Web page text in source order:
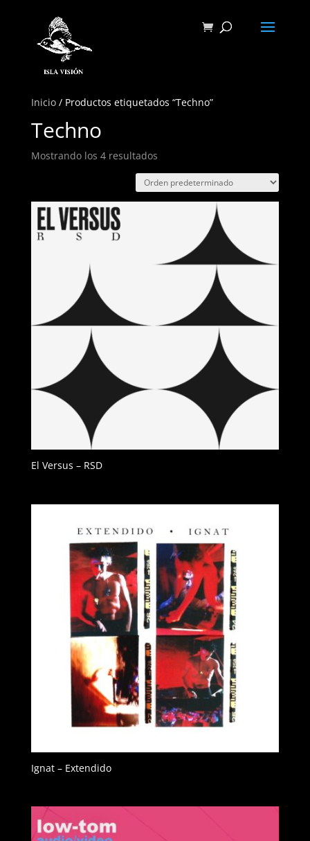
Inicio/ Productos etiquetados “Techno”
Techno
Mostrando los 4 resultados
El Versus – RSD
Ignat – Extendido